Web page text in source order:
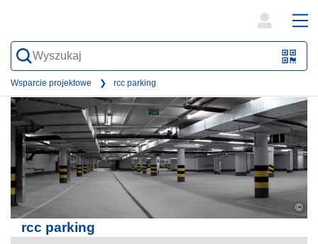
QR-
oder
form
Wsparcie projektowe rcc parking
©
rcc parking